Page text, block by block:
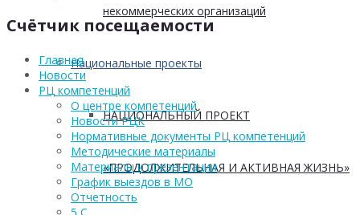
некоммерческих организаций
Национальные проекты
НАЦИОНАЛЬНЫЙ ПРОЕКТ
«ПРОДОЛЖИТЕЛЬНАЯ И АКТИВНАЯ ЖИЗНЬ»
Счётчик посещаемости
Главная
Новости
РЦ компетенций
О центре компетенций
Новости РЦК
Нормативные документы РЦ компетенций
Методические материалы
Материалы и презентации
График выездов в МО
Отчетность